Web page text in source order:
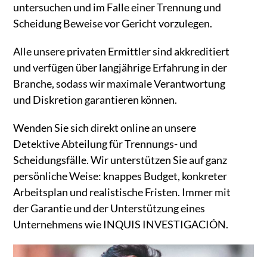
untersuchen und im Falle einer Trennung und
Scheidung Beweise vor Gericht vorzulegen.
Alle unsere privaten Ermittler sind akkreditiert
und verfügen über langjährige Erfahrung in der
Branche, sodass wir maximale Verantwortung
und Diskretion garantieren können.
Wenden Sie sich direkt online an unsere
Detektive Abteilung für Trennungs- und
Scheidungsfälle. Wir unterstützen Sie auf ganz
persönliche Weise: knappes Budget, konkreter
Arbeitsplan und realistische Fristen. Immer mit
der Garantie und der Unterstützung eines
Unternehmens wie INQUIS INVESTIGACIÓN.